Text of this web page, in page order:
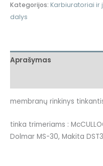
Kategorijos: Karbiuratoriai ir
dalys
Aprašymas
membranų rinkinys tinkantis
tinka trimeriams :
Dolmar MS-30, Makita